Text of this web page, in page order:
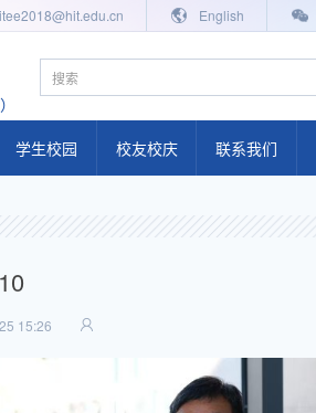
English
学生校园
学工队伍
工作体系
学生活动
校友校庆 联系我们
10
15:26